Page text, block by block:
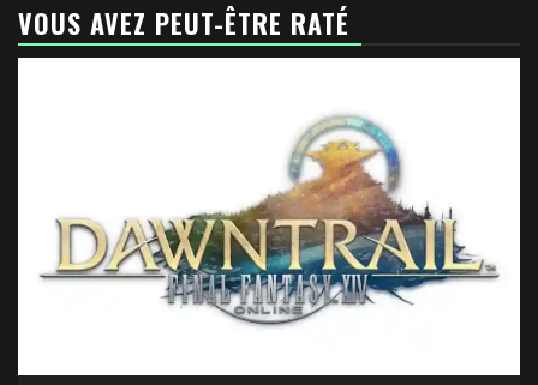
VOUS AVEZ PEUT-ÊTRE RATÉ